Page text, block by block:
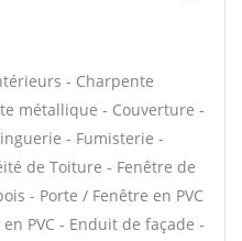
- Charpente
métallique - Couverture -
- Fumisterie -
de Toiture - Fenêtre de
- Porte / Fenêtre en PVC
PVC - Enduit de façade -